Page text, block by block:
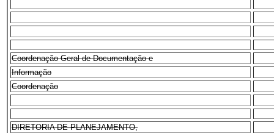
Coordenação-Geral de Documentação e
Informação
Coordenação
DIRETORIA DE PLANEJAMENTO,